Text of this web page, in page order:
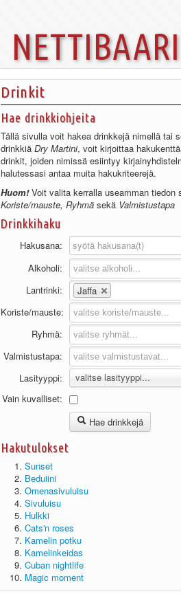
nettibaari
Drinkit
Hae drinkkiohjeita
Tällä sivulla voit hakea drinkkejä nimellä tai
drinkkiä Dry Martini, voit kirjoittaa
drinkit, joiden nimissä esiintyy
halutessasi antaa muita hakukriteerejä.
Huom!Voit valita kerralla useamman tiedon
Koriste/mauste, Ryhmä sekä Valmistustapa
Drinkkihaku
Hakusana:
Alkoholi:
Lantrinki:
Jaffa
Koriste/mauste:
Ryhmä:
Valmistustapa:
Lasityyppi:
valitse lasityyppi...
Vain kuvalliset:
Hae drinkkejä
Hakutulokset
Sunset
Beduiini
Omenasivuluisu
Sivuluisu
Hulkki
Cats'n roses
Kamelin potku
Kamelinkeidas
Cuban nightlife
Magic moment